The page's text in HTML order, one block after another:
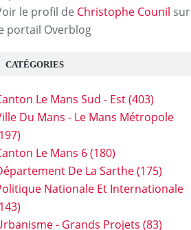
le profil de Christophe Counil sur
portail Overblog
CATÉGORIES
Le Mans Sud - Est(403)
Du Mans - Le Mans Métropole
Le Mans 6(180)
De La Sarthe(175)
Nationale Et Internationale
- Grands Projets (83)